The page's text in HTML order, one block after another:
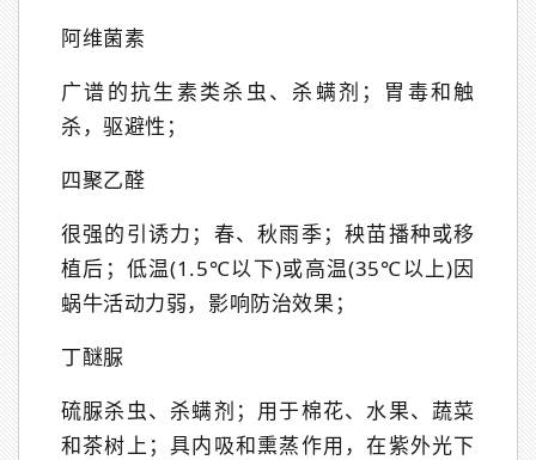
阿维菌素
广谱的抗生素类杀虫、杀螨剂；胃毒和触
杀，驱避性；
四聚乙醛
很强的引诱力；春、秋雨季；秧苗播种或移
植后；低温(1.5℃以下)或高温(35℃以上)因
蜗牛活动力弱，影响防治效果；
丁醚脲
硫脲杀虫、杀螨剂；用于棉花、水果、蔬菜
和茶树上；具内吸和熏蒸作用，在紫外光下